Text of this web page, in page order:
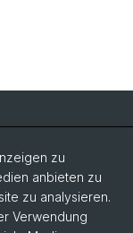
zu
anbieten zu
zu analysieren.
Verwendung